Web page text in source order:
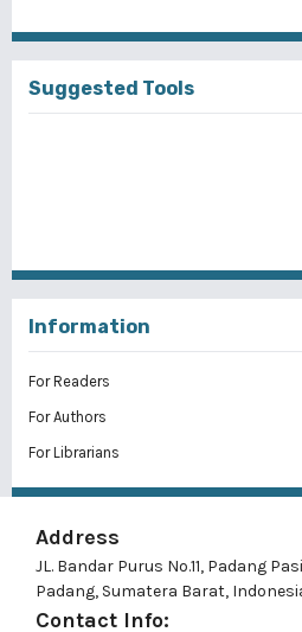
Suggested Tools
Information
For Readers
For Authors
For Librarians
Address
JL. Bandar Purus No.11, Padang
Padang, Sumatera Barat,
Contact Info: